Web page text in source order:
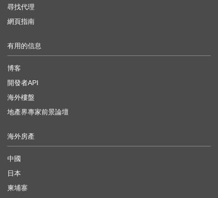
尋找代理
網頁指南
有用的信息
博客
開發者API
海外樓盤
地產界專家前景論壇
海外房產
中國
日本
柬埔寨